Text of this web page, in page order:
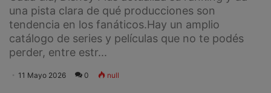
una pista clara de qué producciones son
tendencia en los fanáticos.Hay un amplio
catálogo de series y películas que no te podés
perder, entre estr...
11 Mayo 2026 0 null